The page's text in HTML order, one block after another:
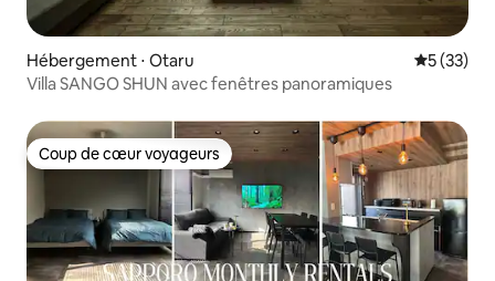
Hébergement ⋅ Otaru
5 (33)
Villa SANGO SHUN avec fenêtres panoramiques
Coup de cœur voyageurs
Coup de cœur voyageurs